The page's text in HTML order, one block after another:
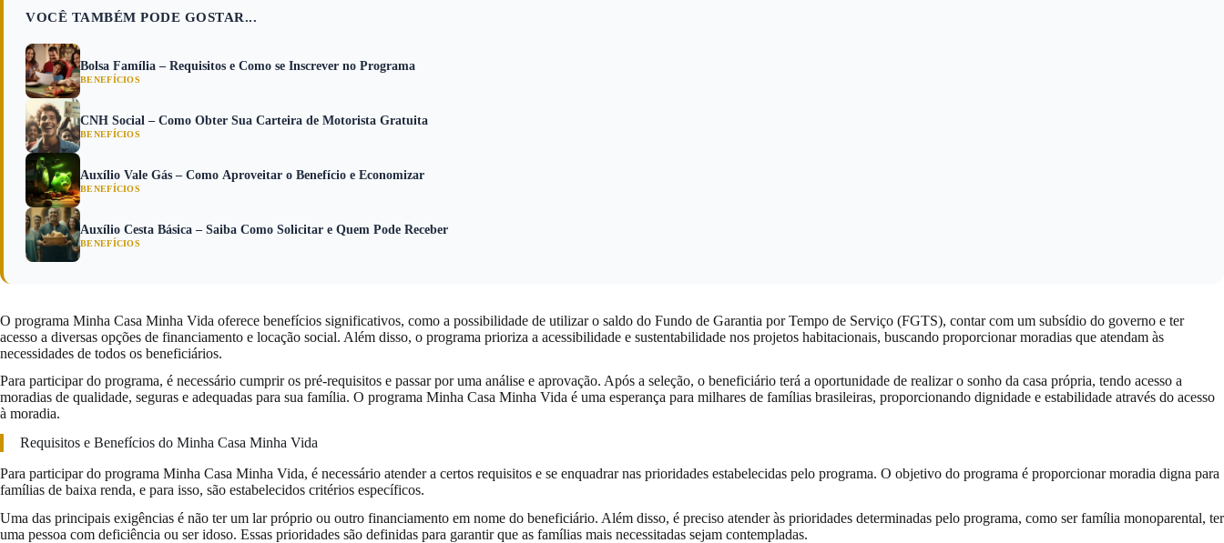
VOCÊ TAMBÉM PODE GOSTAR...
Bolsa Família – Requisitos e Como se Inscrever no Programa
BENEFÍCIOS
CNH Social – Como Obter Sua Carteira de Motorista Gratuita
BENEFÍCIOS
Auxílio Vale Gás – Como Aproveitar o Benefício e Economizar
BENEFÍCIOS
Auxílio Cesta Básica – Saiba Como Solicitar e Quem Pode Receber
BENEFÍCIOS
O programa Minha Casa Minha Vida oferece benefícios significativos, como a possibilidade de utilizar o saldo do Fundo de Garantia por Tempo de Serviço (FGTS), contar com um subsídio do governo e ter
acesso a diversas opções de financiamento e locação social. Além disso, o programa prioriza a acessibilidade e sustentabilidade nos projetos habitacionais, buscando proporcionar moradias que atendam às
necessidades de todos os beneficiários.
Para participar do programa, é necessário cumprir os pré-requisitos e passar por uma análise e aprovação. Após a seleção, o beneficiário terá a oportunidade de realizar o sonho da casa própria, tendo acesso a
moradias de qualidade, seguras e adequadas para sua família. O programa Minha Casa Minha Vida é uma esperança para milhares de famílias brasileiras, proporcionando dignidade e estabilidade através do acesso
à moradia.
Requisitos e Benefícios do Minha Casa Minha Vida
Para participar do programa Minha Casa Minha Vida, é necessário atender a certos requisitos e se enquadrar nas prioridades estabelecidas pelo programa. O objetivo do programa é proporcionar moradia digna para
famílias de baixa renda, e para isso, são estabelecidos critérios específicos.
Uma das principais exigências é não ter um lar próprio ou outro financiamento em nome do beneficiário. Além disso, é preciso atender às prioridades determinadas pelo programa, como ser família monoparental, ter
uma pessoa com deficiência ou ser idoso. Essas prioridades são definidas para garantir que as famílias mais necessitadas sejam contempladas.